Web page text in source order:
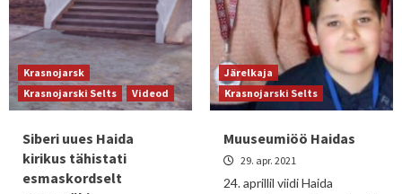
Krasnojarsk
Krasnojarski Selts
Videod
Siberi uues Haida
kirikus tähistati
esmaskordselt
Järelkaja
Krasnojarski Selts
Muuseumiöö Haidas
29. apr. 2021
24. aprillil viidi Haida